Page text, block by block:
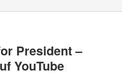
President –
YouTube